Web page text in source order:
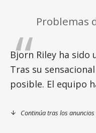
Problemas
Bjorn Riley ha sido
Tras su
posible. El equipo
Continúa tras los anuncios